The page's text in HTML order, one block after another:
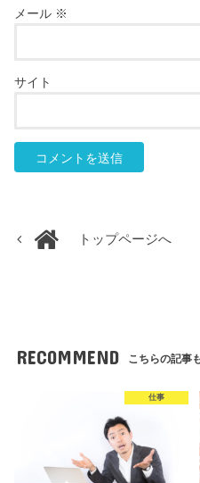
メール ※
サイト
トップページへ
RECOMMEND こちらの記事
仕事